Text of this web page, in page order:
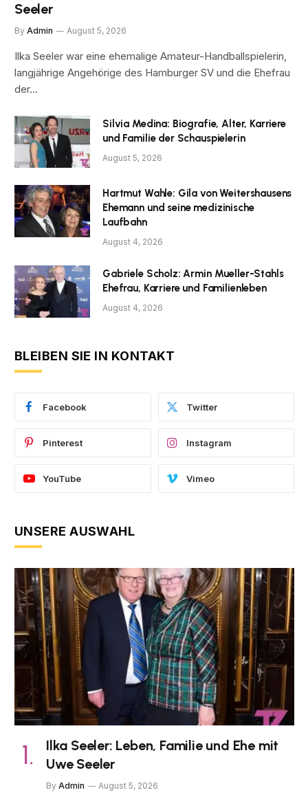
Seeler
By Admin August 5, 2026
Ilka Seeler war eine ehemalige Amateur-Handballspielerin,
langjährige Angehörige des Hamburger SV und die Ehefrau
der…
Silvia Medina: Biografie, Alter, Karriere
und Familie der Schauspielerin
August 5, 2026
Hartmut Wahle: Gila von Weitershausens
Ehemann und seine medizinische
Laufbahn
August 4, 2026
Gabriele Scholz: Armin Mueller-Stahls
Ehefrau, Karriere und Familienleben
August 4, 2026
BLEIBEN SIE IN KONTAKT
Facebook Twitter
Pinterest Instagram
YouTube Vimeo
UNSERE AUSWAHL
Ilka Seeler: Leben, Familie und Ehe mit
Uwe Seeler
By Admin August 5, 2026